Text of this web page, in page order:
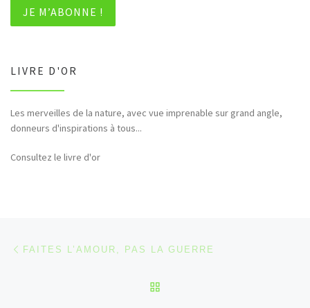
LIVRE D'OR
Les merveilles de la nature, avec vue imprenable sur grand angle,
donneurs d'inspirations à tous...
Bonjour et merci pour tous ces hommages rendus à la nature (faune,
flore,etc...)
Consultez le livre d'or
Parcourir les articles
FAITES L’AMOUR, PAS LA GUERRE